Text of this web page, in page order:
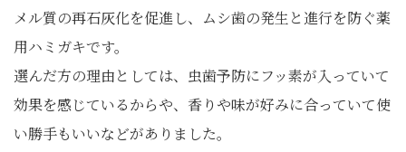
メル質の再石灰化を促進し、ムシ歯の発生と進行を防ぐ薬
用ハミガキです。
選んだ方の理由としては、虫歯予防にフッ素が入っていて
効果を感じているからや、香りや味が好みに合っていて使
い勝手もいいなどがありました。